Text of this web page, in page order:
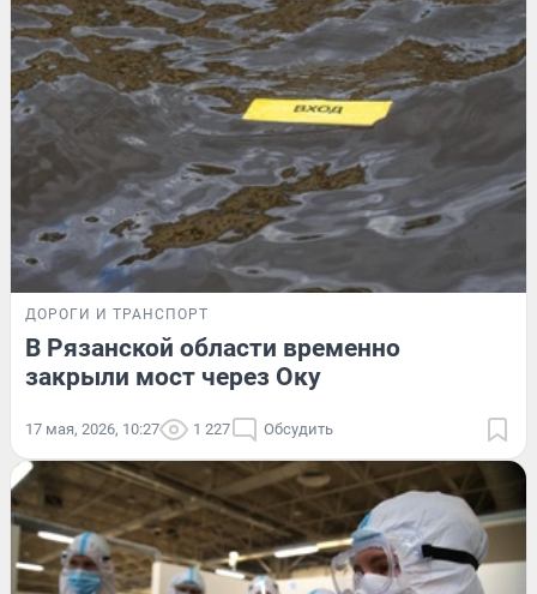
ДОРОГИ И ТРАНСПОРТ
В Рязанской области временно
закрыли мост через Оку
17 мая, 2026, 10:27 1 227 Обсудить